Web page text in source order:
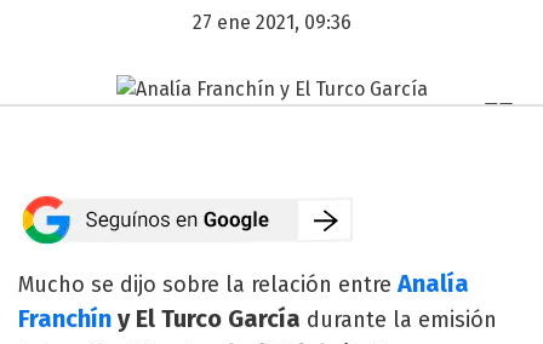
27 ene 2021, 09:36
Mucho se dijo sobre la relación entre Analía
Franchín y El Turco García durante la emisión